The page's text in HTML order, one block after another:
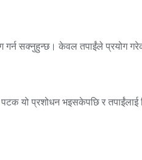
गर्न सक्नुहुन्छ। केवल तपाईंले प्रयोग
पटक यो प्रशोधन भइसकेपछि र